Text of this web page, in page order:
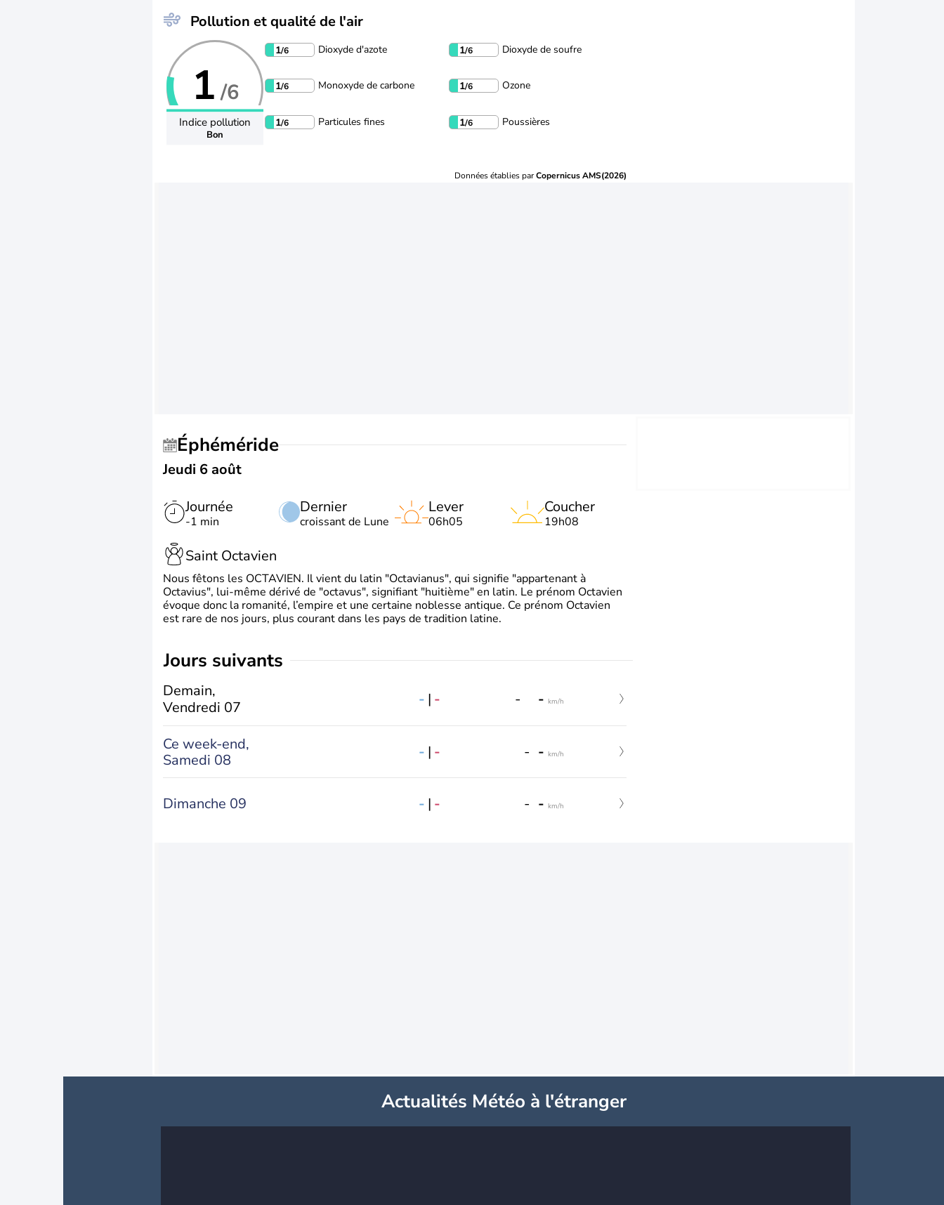
Pollution et qualité de l'air
1 /6
Indice pollution
Bon
1/6 Dioxyde d'azote 1/6 Dioxyde de soufre
1/6 Monoxyde de carbone 1/6 Ozone
1/6 Particules fines 1/6 Poussières
Données établies parCopernicus AMS(2026)
Éphéméride
Jeudi 6 août
Journée
-1 min
Dernier
croissant de Lune
Lever
06h05
Coucher
19h08
Saint Octavien
Nous fêtons les OCTAVIEN. Il vient du latin "Octavianus", qui signifie "appartenant à
Octavius", lui-même dérivé de "octavus", signifiant "huitième" en latin. Le prénom Octavien
évoque donc la romanité, l’empire et une certaine noblesse antique. Ce prénom Octavien
est rare de nos jours, plus courant dans les pays de tradition latine.
jours suivants
Demain,
Vendredi 07
- | - - - km/h
Ce week-end,
Samedi 08
- | - - - km/h
Dimanche 09 - | - - - km/h
Actualités Météo à l'étranger